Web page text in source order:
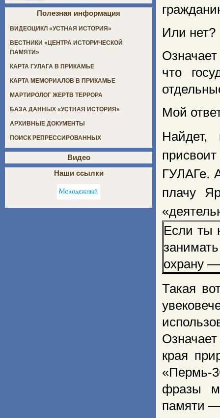
Или нет?
что
Мой
Найдет,
ГУЛАГе.
плачу
Если ты
охрану —
Такая
края
«Пермь-
фразы
памяти
Полезная информация
ВИДЕОЦИКЛ «УСТНАЯ ИСТОРИЯ»
ВЕСТНИКИ «ЦЕНТРА ИСТОРИЧЕСКОЙ
ПАМЯТИ»
КАРТА ГУЛАГА В ПРИКАМЬЕ
КАРТА МЕМОРИАЛОВ В ПРИКАМЬЕ
МАРТИРОЛОГ ЖЕРТВ ТЕРРОРА
БАЗА ДАННЫХ «УСТНАЯ ИСТОРИЯ»
АРХИВНЫЕ ДОКУМЕНТЫ
ПОИСК РЕПРЕССИРОВАННЫХ
Видео
Наши ссылки